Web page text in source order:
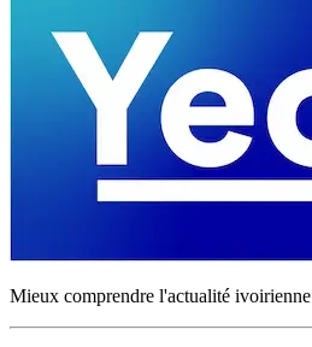
Mieux comprendre l'actualité ivoirienne